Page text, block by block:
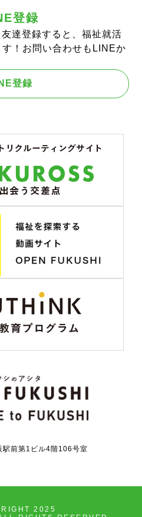
登録
達登録すると、福祉就活
！お問い合わせもLINEか
登録
駅前第1ビル4階106号室
2025